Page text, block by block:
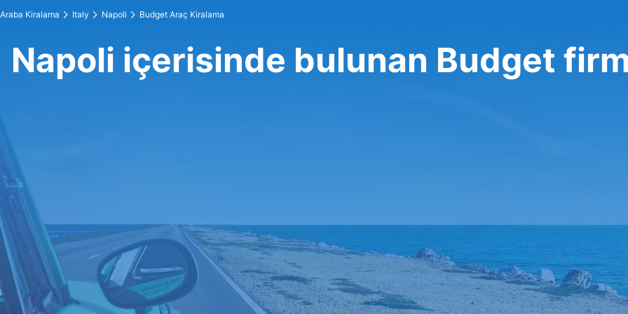
Araba Kiralama Italy Napoli Budget Araç Kiralama
Napoli içerisinde bulunan Budget